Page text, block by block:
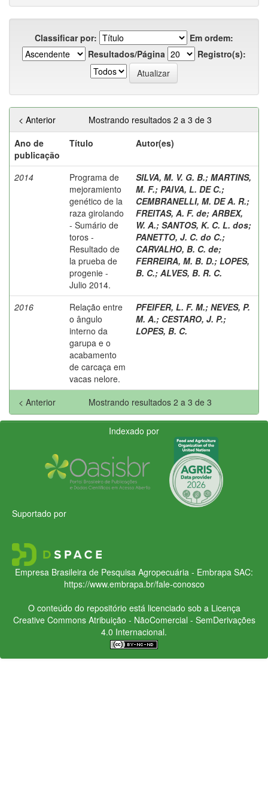
Classificar por:
Em ordem:
Resultados/Página
Registro(s):
Mostrando resultados 2 a 3 de 3
< Anterior
Ano de
publicação
Título Autor(es)
2014
Programa de
mejoramiento
genético de la
raza girolando
- Sumário de
toros -
Resultado de
la prueba de
progenie -
Julio 2014.
SILVA, M. V. G. B.; MARTINS,
M. F.; PAIVA, L. DE C.;
CEMBRANELLI, M. DE A. R.;
FREITAS, A. F. de; ARBEX,
W. A.; SANTOS, K. C. L. dos;
PANETTO, J. C. do C.;
CARVALHO, B. C. de;
FERREIRA, M. B. D.; LOPES,
B. C.; ALVES, B. R. C.
2016
Relação entre
o ângulo
interno da
garupa e o
acabamento
de carcaça em
vacas nelore.
PFEIFER, L. F. M.; NEVES, P.
M. A.; CESTARO, J. P.;
LOPES, B. C.
Mostrando resultados 2 a 3 de 3
< Anterior
Indexado por
Suportado por
Empresa Brasileira de Pesquisa Agropecuária - Embrapa SAC:
https://www.embrapa.br/fale-conosco
O conteúdo do repositório está licenciado sob a Licença
Creative CommonsAtribuição - NãoComercial - SemDerivações
4.0 Internacional.